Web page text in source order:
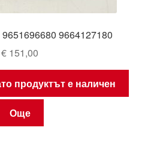
9664127180
€ 151,00
продуктът е наличен
Още